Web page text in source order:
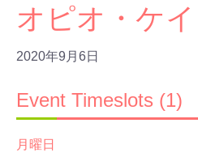
オピオ・ケ
2020年9月6日
Event Timeslots (1)
月曜日